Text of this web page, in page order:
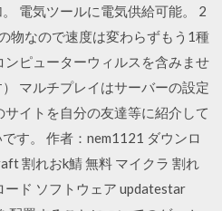
電気ツールに電気供給可能。 2
物なので速度は変わらずもう1種
ピューターウィルスを含みませ
マルチプレイはサーバーの設定
イトを自分の友達等に紹介して
す。 作者：nem1121 ダウンロ
割れおk鯖 無料 マイクラ 割れ
ド ソフトウェア updatestar